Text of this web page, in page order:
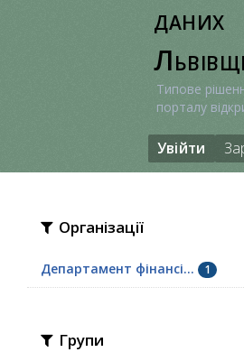
даних
Типове
порталу
Увійти
Організації
Департамент фінансі... 1
Групи